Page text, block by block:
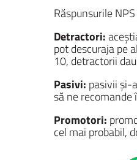
Răspunsurile
Detractori:
pot descuraja pe
10, detractorii
Pasivi: pasivii și-
să ne recomande
Promotori:
cel mai probabil,